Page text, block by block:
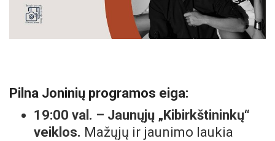
Pilna Joninių programos eiga:
19:00 val. – Jaunųjų „Kibirkštininkų“
veiklos. Mažųjų ir jaunimo laukia